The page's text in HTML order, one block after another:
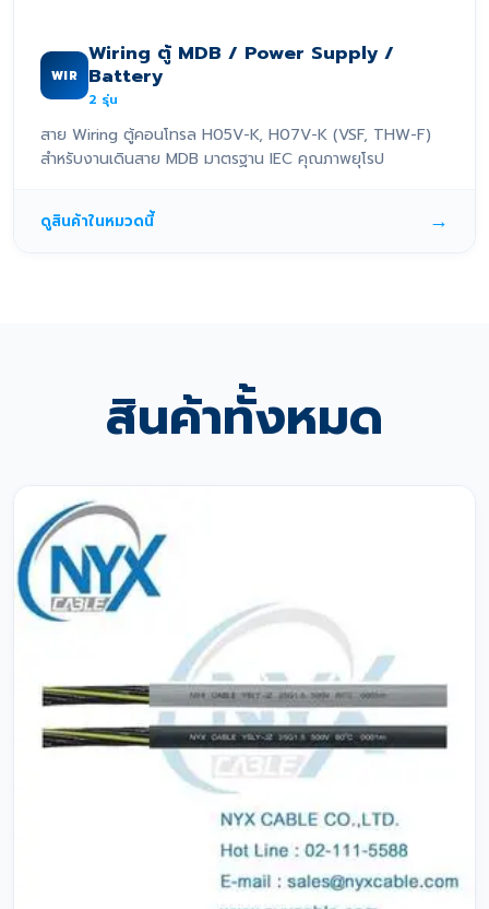
WIR
Wiring ตู้ MDB / Power Supply /
Battery
2 รุ่น
สาย Wiring ตู้คอนโทรล H05V-K, H07V-K (VSF, THW-F)
สำหรับงานเดินสาย MDB มาตรฐาน IEC คุณภาพยุโรป
ดูสินค้าในหมวดนี้ →
สินค้าทั้งหมด